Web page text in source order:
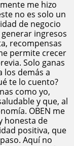
me hizo
no es solo un
de negocio
generar ingresos
recompensas
permite crecer
Solo ganas
los demás a
te lo cuento?
como yo,
y que, al
OBEN me
honesta de
positiva, que
Aquí no